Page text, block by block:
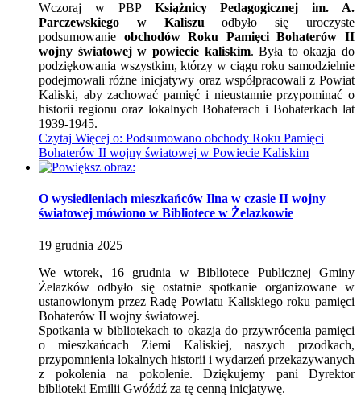
Wczoraj w PBP Książnicy Pedagogicznej im. A.
Parczewskiego w Kaliszu odbyło się uroczyste
podsumowanie obchodów Roku Pamięci Bohaterów II
wojny światowej w powiecie kaliskim. Była to okazja do
podziękowania wszystkim, którzy w ciągu roku samodzielnie
podejmowali różne inicjatywy oraz współpracowali z Powiat
Kaliski, aby zachować pamięć i nieustannie przypominać o
historii regionu oraz lokalnych Bohaterach i Bohaterkach lat
1939-1945.
Czytaj Więcej o: Podsumowano obchody Roku Pamięci
Bohaterów II wojny światowej w Powiecie Kaliskim
O wysiedleniach mieszkańców Ilna w czasie II wojny
światowej mówiono w Bibliotece w Żelazkowie
19 grudnia 2025
We wtorek, 16 grudnia w Bibliotece Publicznej Gminy
Żelazków odbyło się ostatnie spotkanie organizowane w
ustanowionym przez Radę Powiatu Kaliskiego roku pamięci
Bohaterów II wojny światowej.
Spotkania w bibliotekach to okazja do przywrócenia pamięci
o mieszkańcach Ziemi Kaliskiej, naszych przodkach,
przypomnienia lokalnych historii i wydarzeń przekazywanych
z pokolenia na pokolenie. Dziękujemy pani Dyrektor
biblioteki Emilii Gwóźdź za tę cenną inicjatywę.